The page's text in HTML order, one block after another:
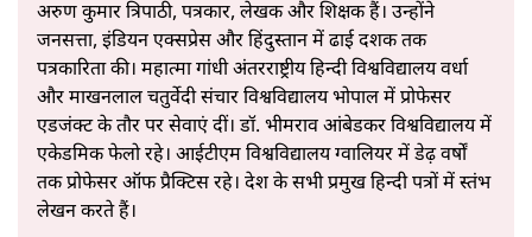
अरुण कुमार त्रिपाठी, पत्रकार, लेखक और शिक्षक हैं। उन्होंने
जनसत्ता, इंडियन एक्सप्रेस और हिंदुस्तान में ढाई दशक तक
पत्रकारिता की। महात्मा गांधी अंतरराष्ट्रीय हिन्दी विश्वविद्यालय वर्धा
और माखनलाल चतुर्वेदी संचार विश्वविद्यालय भोपाल में प्रोफेसर
एडजंक्ट के तौर पर सेवाएं दीं। डॉ. भीमराव आंबेडकर विश्वविद्यालय में
एकेडमिक फेलो रहे। आईटीएम विश्वविद्यालय ग्वालियर में डेढ़ वर्षों
तक प्रोफेसर ऑफ प्रैक्टिस रहे। देश के सभी प्रमुख हिन्दी पत्रों में स्तंभ
लेखन करते हैं।